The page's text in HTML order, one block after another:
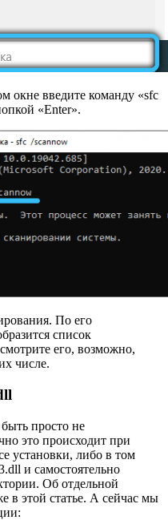
окне введите команду «sfc
«Enter».
По его
список
его, возможно,
числе.
просто не
это происходит при
установки, либо в том
и самостоятельно
Об отдельной
в этой статье. А сейчас мы